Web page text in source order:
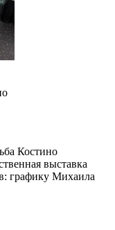
Костино
выставка
графику Михаила